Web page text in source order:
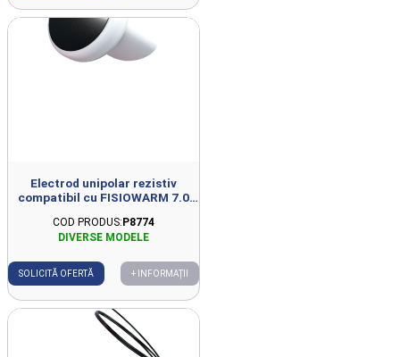
Electrod unipolar rezistiv
compatibil cu FISIOWARM 7.0
COD PRODUS:P8774
SOLICITĂ OFERTĂ + INFORMAȚII